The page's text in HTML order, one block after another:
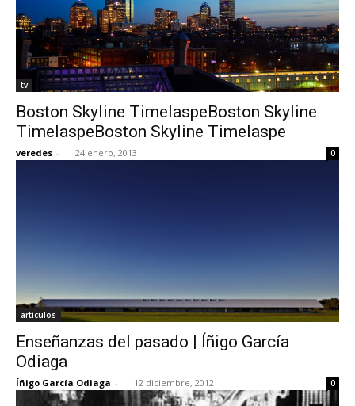
tv
Boston Skyline TimelaspeBoston Skyline
TimelaspeBoston Skyline Timelaspe
veredes - 24 enero, 2013 0
artículos
Enseñanzas del pasado | Íñigo García
Odiaga
Íñigo García Odiaga - 12 diciembre, 2012 0